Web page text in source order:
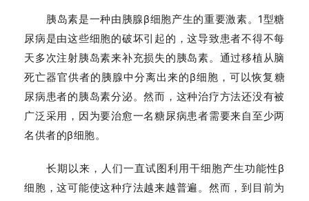
胰岛素是一种由胰腺β细胞产生的重要激素。1型糖
尿病是由这些细胞的破坏引起的，这导致患者不得不每
天多次注射胰岛素来补充损失的胰岛素。通过移植从脑
死亡器官供者的胰腺中分离出来的β细胞，可以恢复糖
尿病患者的胰岛素分泌。然而，这种治疗方法还没有被
广泛采用，因为要治愈一名糖尿病患者需要来自至少两
名供者的β细胞。
长期以来，人们一直试图利用干细胞产生功能性β
细胞，这可能使这种疗法越来越普遍。然而，到目前为